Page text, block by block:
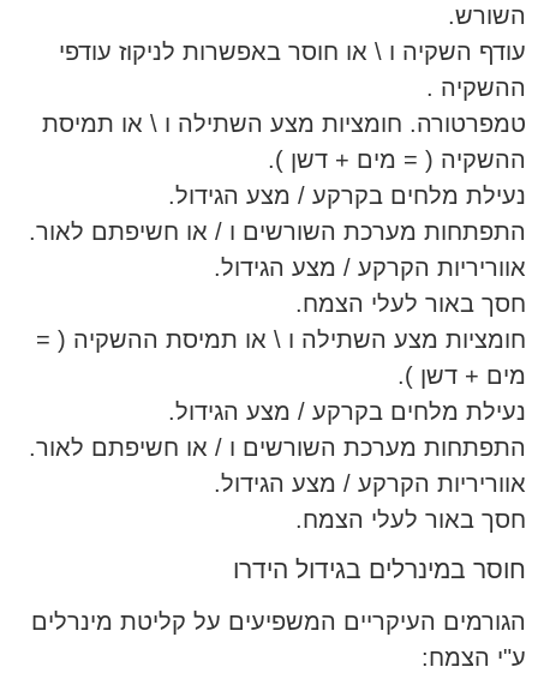
השורש.
עודף השקיה ו \ או חוסר באפשרות לניקוז עודפי
ההשקיה .
טמפרטורה. חומציות מצע השתילה ו \ או תמיסת
ההשקיה ( = מים + דשן ).
נעילת מלחים בקרקע / מצע הגידול.
התפתחות מערכת השורשים ו / או חשיפתם לאור.
אווריריות הקרקע / מצע הגידול.
חסך באור לעלי הצמח.
חומציות מצע השתילה ו \ או תמיסת ההשקיה ( =
מים + דשן ).
נעילת מלחים בקרקע / מצע הגידול.
התפתחות מערכת השורשים ו / או חשיפתם לאור.
אווריריות הקרקע / מצע הגידול.
חסך באור לעלי הצמח.
חוסר במינרלים בגידול הידרו
הגורמים העיקריים המשפיעים על קליטת מינרלים
ע"י הצמח: